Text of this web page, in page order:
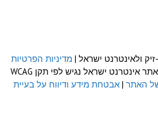
ולאינטרנט ישראל | מדיניות הפרטיות
| אתר אינטרנט ישראל נגיש לפי תקן WCAG
האתר | אבטחת מידע ודיווח על בעיית